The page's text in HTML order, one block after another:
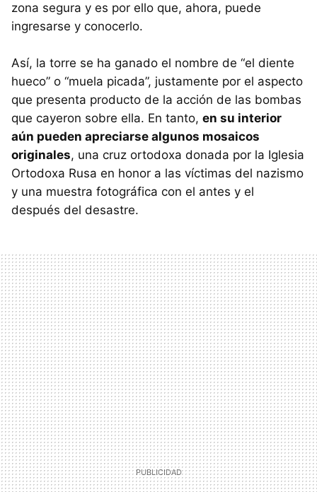
zona segura y es por ello que, ahora, puede
ingresarse y conocerlo.
Así, la torre se ha ganado el nombre de “el diente
hueco” o “muela picada”, justamente por el aspecto
que presenta producto de la acción de las bombas
que cayeron sobre ella. En tanto, en su interior
aún pueden apreciarse algunos mosaicos
originales, una cruz ortodoxa donada por la Iglesia
Ortodoxa Rusa en honor a las víctimas del nazismo
y una muestra fotográfica con el antes y el
después del desastre.